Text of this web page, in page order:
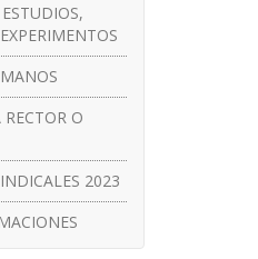
RECTOR O
2023